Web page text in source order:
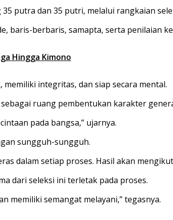
putra dan 35 putri, melalui rangkaian
baris-berbaris, samapta, serta penilaian
Hingga Kimono
integritas, dan siap secara mental.
ruang pembentukan karakter
pada bangsa,” ujarnya.
sungguh-sungguh.
dalam setiap proses. Hasil akan
dari seleksi ini terletak pada proses.
memiliki semangat melayani,” tegasnya.